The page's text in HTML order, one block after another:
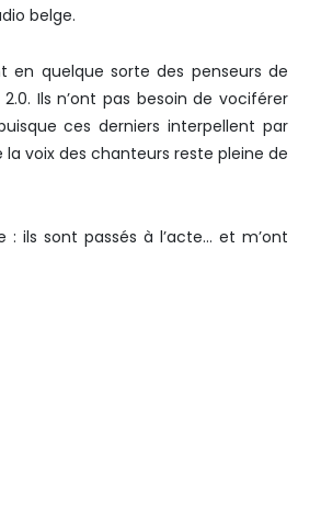
belge.
en quelque sorte des penseurs de
2.0. Ils n’ont pas besoin de vociférer
ces derniers interpellent par
la voix des chanteurs reste pleine de
: ils sont passés à l’acte… et m’ont